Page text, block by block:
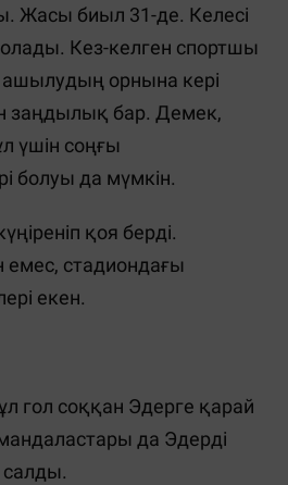
Жасы биыл 31-де. Келесі
Кез-келген спортшы
орнына кері
заңдылық бар. Демек,
үшін соңғы
болуы да мүмкін.
қоя берді.
емес, стадиондағы
екен.
гол соққан Эдерге қарай
да Эдерді
салды.